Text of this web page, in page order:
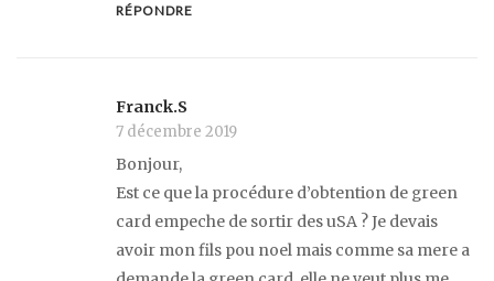
RÉPONDRE
Franck.S
7 décembre 2019
Bonjour,
Est ce que la procédure d’obtention de green
card empeche de sortir des uSA ? Je devais
avoir mon fils pou noel mais comme sa mere a